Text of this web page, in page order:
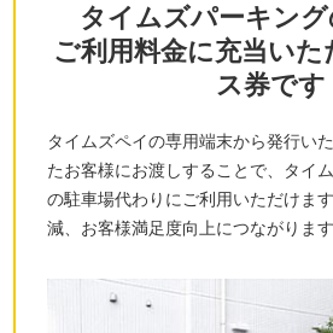
タイムズパーキング
ご利用料金に充当い
ス券です
タイムズペイの専用端末から発行い
たお客様にお渡しすることで、タイ
の駐車場代わりにご利用いただけま
減、お客様満足度向上につながります